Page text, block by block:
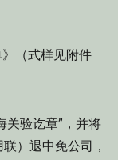
》（式样见附件
关验讫章”，并将
）退中免公司，